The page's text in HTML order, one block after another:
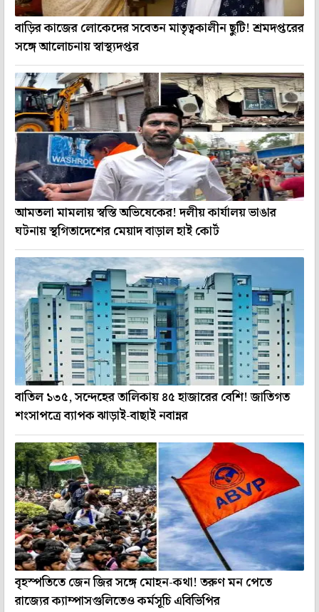
বাড়ির কাজের লোকেদের সবেতন মাতৃত্বকালীন ছুটি! শ্রমদপ্তরের
সঙ্গে আলোচনায় স্বাস্থ্যদপ্তর
আমতলা মামলায় স্বস্তি অভিষেকের! দলীয় কার্যালয় ভাঙার
ঘটনায় স্থগিতাদেশের মেয়াদ বাড়াল হাই কোর্ট
বাতিল ১৩৫, সন্দেহের তালিকায় ৪৫ হাজারের বেশি! জাতিগত
শংসাপত্রে ব্যাপক ঝাড়াই-বাছাই নবান্নর
বৃহস্পতিতে জেন জির সঙ্গে মোহন-কথা! তরুণ মন পেতে
রাজ্যের ক্যাম্পাসগুলিতেও কর্মসূচি এবিভিপির